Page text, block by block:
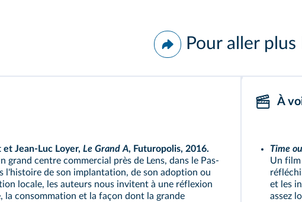
Pour aller plus
Jean-Luc Loyer, Le Grand A, Futuropolis, 2016.
grand centre commercial près de Lens, dans le Pas-
l'histoire de son implantation, de son adoption ou
locale, les auteurs nous invitent à une réflexion
la consommation et la façon dont la grande
À
Time
Un
et les
assez